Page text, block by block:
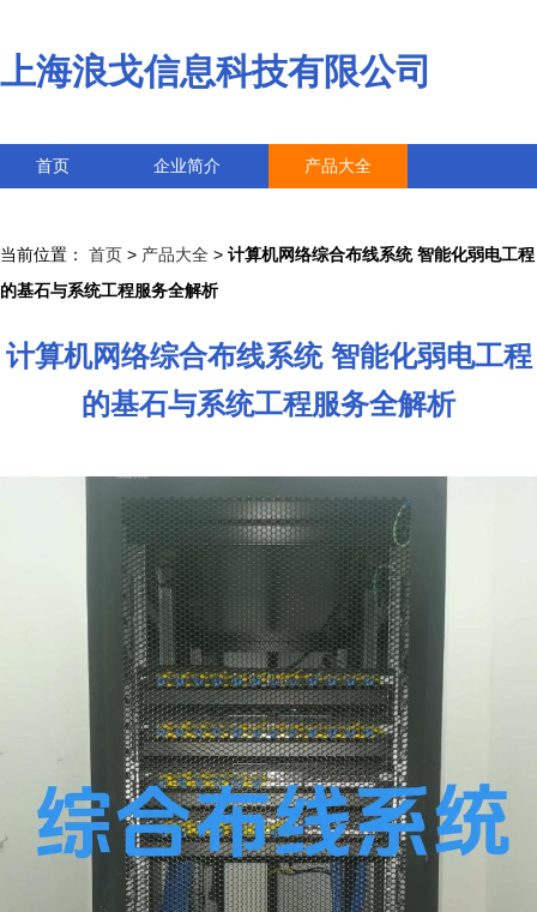
上海浪戈信息科技有限公司
首页 企业简介 产品大全
当前位置： 首页 > 产品大全 > 计算机网络综合布线系统 智能化弱电工程
的基石与系统工程服务全解析
计算机网络综合布线系统 智能化弱电工程
的基石与系统工程服务全解析